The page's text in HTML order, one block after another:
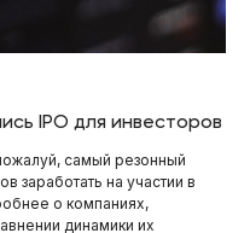
IPO для инвесторов
самый резонный
заработать на участии в
о компаниях,
динамики их